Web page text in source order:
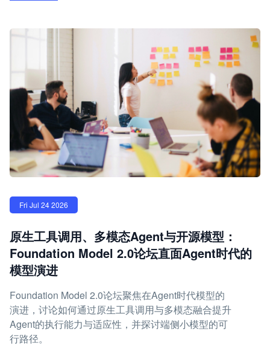
Fri Jul 24 2026
原生工具调用、多模态Agent与开源模型：
Foundation Model 2.0论坛直面Agent时代的
模型演进
Foundation Model 2.0论坛聚焦在Agent时代模型的
演进，讨论如何通过原生工具调用与多模态融合提升
Agent的执行能力与适应性，并探讨端侧小模型的可
行路径。